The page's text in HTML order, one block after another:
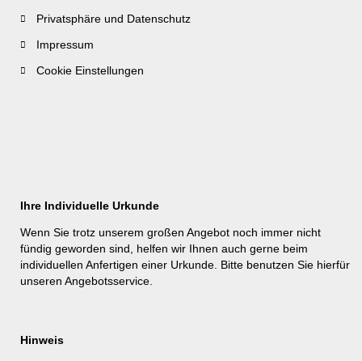
Privatsphäre und Datenschutz
Impressum
Cookie Einstellungen
Ihre Individuelle Urkunde
Wenn Sie trotz unserem großen Angebot noch immer nicht
fündig geworden sind, helfen wir Ihnen auch gerne beim
individuellen Anfertigen einer Urkunde. Bitte benutzen Sie hierfür
unseren Angebotsservice
Hinweis